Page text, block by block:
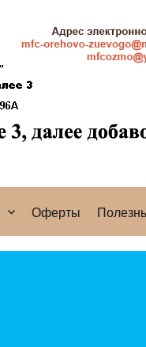
Оферты